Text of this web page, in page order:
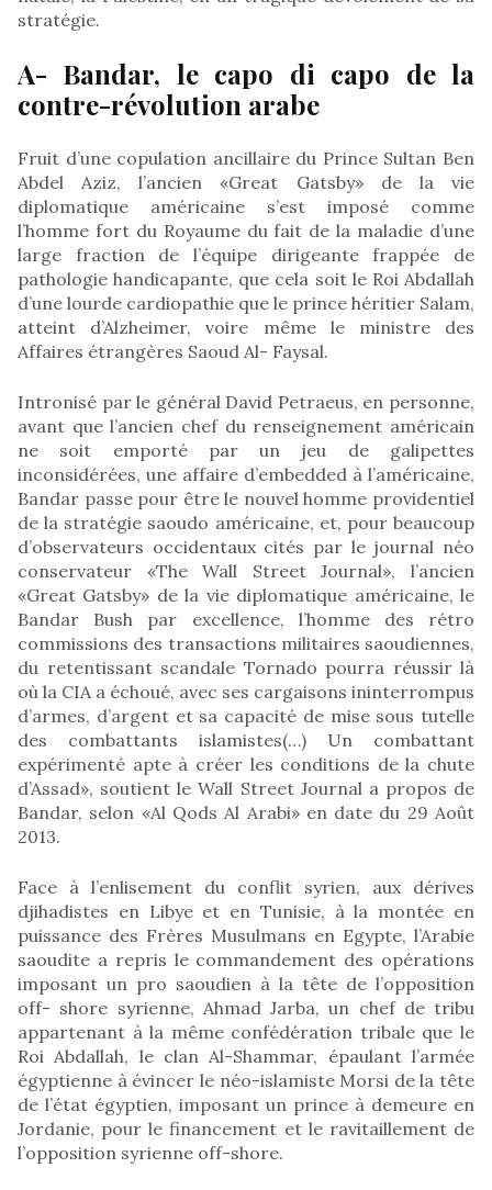
stratégie.
A- Bandar, le capo di capo de la
contre-révolution arabe
Fruit d’une copulation ancillaire du Prince Sultan Ben
Abdel Aziz, l’ancien «Great Gatsby» de la vie
diplomatique américaine s’est imposé comme
l’homme fort du Royaume du fait de la maladie d’une
large fraction de l’équipe dirigeante frappée de
pathologie handicapante, que cela soit le Roi Abdallah
d’une lourde cardiopathie que le prince héritier Salam,
atteint d’Alzheimer, voire même le ministre des
Affaires étrangères Saoud Al- Faysal.
Intronisé par le général David Petraeus, en personne,
avant que l’ancien chef du renseignement américain
ne soit emporté par un jeu de galipettes
inconsidérées, une affaire d’embedded à l’américaine,
Bandar passe pour être le nouvel homme providentiel
de la stratégie saoudo américaine, et, pour beaucoup
d’observateurs occidentaux cités par le journal néo
conservateur «The Wall Street Journal», l’ancien
«Great Gatsby» de la vie diplomatique américaine, le
Bandar Bush par excellence, l’homme des rétro
commissions des transactions militaires saoudiennes,
du retentissant scandale Tornado pourra réussir là
où la CIA a échoué, avec ses cargaisons ininterrompus
d’armes, d’argent et sa capacité de mise sous tutelle
des combattants islamistes(…) Un combattant
expérimenté apte à créer les conditions de la chute
d’Assad», soutient le Wall Street Journal a propos de
Bandar, selon «Al Qods Al Arabi» en date du 29 Août
2013.
Face à l’enlisement du conflit syrien, aux dérives
djihadistes en Libye et en Tunisie, à la montée en
puissance des Frères Musulmans en Egypte, l’Arabie
saoudite a repris le commandement des opérations
imposant un pro saoudien à la tête de l’opposition
off- shore syrienne, Ahmad Jarba, un chef de tribu
appartenant à la même confédération tribale que le
Roi Abdallah, le clan Al-Shammar, épaulant l’armée
égyptienne à évincer le néo-islamiste Morsi de la tête
de l’état égyptien, imposant un prince à demeure en
Jordanie, pour le financement et le ravitaillement de
l’opposition syrienne off-shore.